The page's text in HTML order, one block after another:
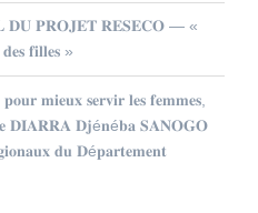
𝐃𝐔 𝐏𝐑𝐎𝐉𝐄𝐓 𝐑𝐄𝐒𝐄𝐂𝐎 — «
𝐟𝐢𝐥𝐥𝐞𝐬 »
𝐦𝐢𝐞𝐮𝐱 𝐬𝐞𝐫𝐯𝐢𝐫 𝐥𝐞𝐬 𝐟𝐞𝐦𝐦𝐞𝐬,
𝐌𝐦𝐞 𝐃𝐈𝐀𝐑𝐑𝐀 𝐃𝐣é𝐧é𝐛𝐚 𝐒𝐀𝐍𝐎𝐆𝐎
𝐝𝐮 𝐃é𝐩𝐚𝐫𝐭𝐞𝐦𝐞𝐧𝐭